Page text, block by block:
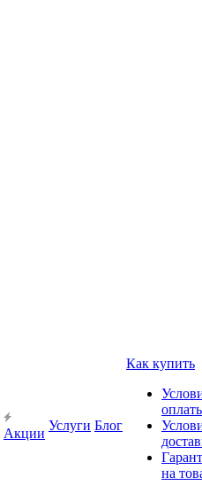
Акции
Услуги Блог
Как купить
на